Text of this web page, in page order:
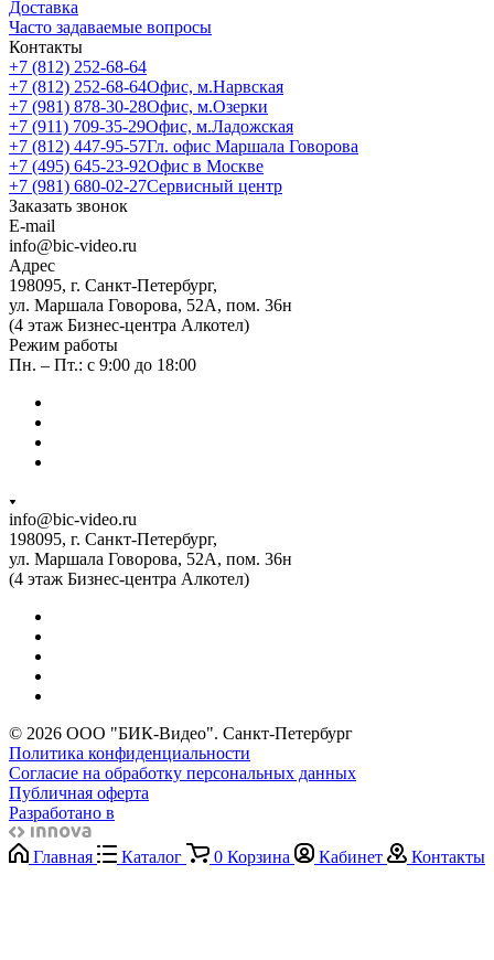
Доставка
Часто задаваемые вопросы
Контакты
+7 (812) 252-68-64
+7 (812) 252-68-64Офис, м.Нарвская
+7 (981) 878-30-28Офис, м.Озерки
+7 (911) 709-35-29Офис, м.Ладожская
+7 (812) 447-95-57Гл. офис Маршала Говорова
+7 (495) 645-23-92Офис в Москве
+7 (981) 680-02-27Сервисный центр
Заказать звонок
E-mail
info@bic-video.ru
Адрес
198095, г. Санкт-Петербург,
ул. Маршала Говорова, 52А, пом. 36н
(4 этаж Бизнес-центра Алкотел)
Режим работы
Пн. – Пт.: с 9:00 до 18:00
info@bic-video.ru
198095, г. Санкт-Петербург,
ул. Маршала Говорова, 52А, пом. 36н
(4 этаж Бизнес-центра Алкотел)
© 2026 ООО "БИК-Видео". Санкт-Петербург
Политика конфиденциальности
Согласие на обработку персональных данных
Публичная оферта
Разработано в
Главная Каталог 0 Корзина Кабинет Контакты